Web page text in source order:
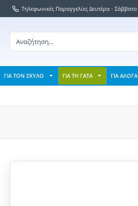
Τηλεφωνικές Παραγγελίες Δευτέρα -
ΓΙΑ ΤΟΝ ΣΚΥΛΟ ΓΙΑ ΤΗ ΓΑΤΑ ΓΙΑ